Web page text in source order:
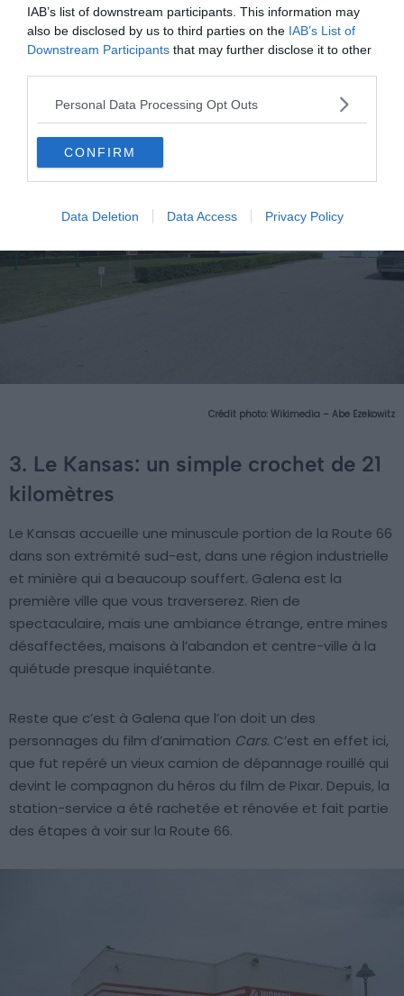
IAB’s list of downstream participants. This information may
also be disclosed by us to third parties on the IAB’s List of
Downstream Participants that may further disclose it to other
Personal Data Processing Opt Outs
CONFIRM
Data Deletion Data Access Privacy Policy
toujours les nostalgiques d’un certain art de vivre et
projette deux films chaque week-end.
Crédit photo: Wikimedia – Abe Ezekowitz
3. Le Kansas: un simple crochet de 21
kilomètres
Le Kansas accueille une minuscule portion de la Route 66
dans son extrémité sud-est, dans une région industrielle
et minière qui a beaucoup souffert. Galena est la
première ville que vous traverserez. Rien de
spectaculaire, mais une ambiance étrange, entre mines
désaffectées, maisons à l’abandon et centre-ville à la
quiétude presque inquiétante.
Reste que c’est à Galena que l’on doit un des
personnages du film d’animation Cars. C’est en effet ici,
que fut repéré un vieux camion de dépannage rouillé qui
devint le compagnon du héros du film de Pixar. Depuis, la
station-service a été rachetée et rénovée et fait partie
des étapes à voir sur la Route 66.